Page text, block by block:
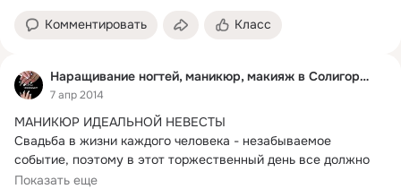
Комментировать Класс
Наращивание ногтей, маникюр, макияж в Солигорске
7 апр 2014
МАНИКЮР ИДЕАЛЬНОЙ НЕВЕСТЫ
Свадьба в жизни каждого человека - незабываемое
событие, поэтому в этот торжественный день все должно
быть...
Показать еще